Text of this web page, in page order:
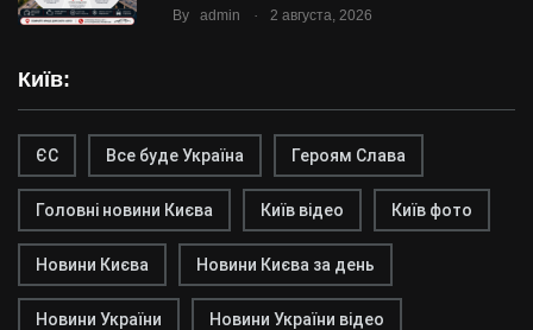
By admin . 2 августа, 2026
Київ:
ЄС Все буде Україна Героям Слава
Головні новини Києва Київ відео Київ фото
Новини Києва Новини Києва за день
Новини України Новини України відео